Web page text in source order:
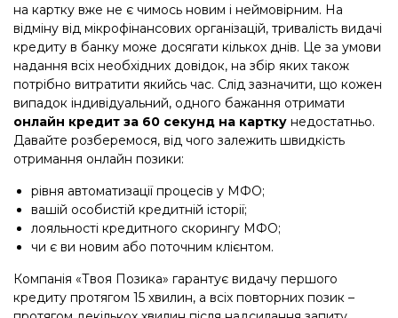
на картку вже не є чимось новим і неймовірним. На
відміну від мікрофінансових організацій, тривалість видачі
кредиту в банку може досягати кількох днів. Це за умови
надання всіх необхідних довідок, на збір яких також
потрібно витратити якийсь час. Слід зазначити, що кожен
випадок індивідуальний, одного бажання отримати
онлайн кредит за 60 секунд на картку недостатньо.
Давайте розберемося, від чого залежить швидкість
отримання онлайн позики:
рівня автоматизації процесів у МФО;
вашій особистій кредитній історії;
лояльності кредитного скорингу МФО;
чи є ви новим або поточним клієнтом.
Компанія «Твоя Позика» гарантує видачу першого
кредиту протягом 15 хвилин, а всіх повторних позик –